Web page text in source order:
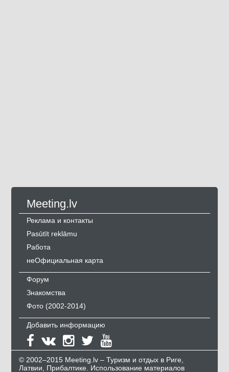
Meeting.lv
Реклама и контакты
Pasūtīt reklāmu
Работа
неОфициальная карта
Форум
Знакомства
Фото (2002-2014)
Добавить информацию
© 2002–2015 Meeting.lv – Туризм и отдых в Риге,
Латвии, Прибалтике. Использование материалов